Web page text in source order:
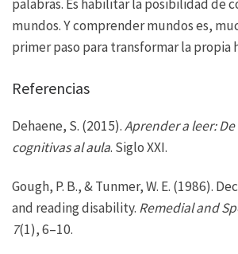
palabras. Es habilitar la posibilidad de
mundos. Y comprender mundos es,
primer paso para transformar la propia
Referencias
Dehaene, S. (2015).Aprender a leer:
cognitivas al aula. Siglo XXI.
Gough, P. B., & Tunmer, W. E. (1986).
and reading disability. Remedial and
7(1), 6–10.